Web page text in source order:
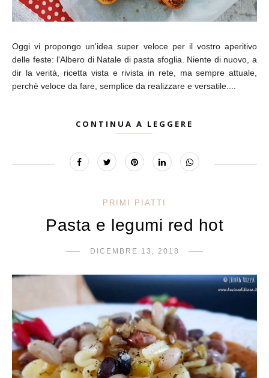
Oggi vi propongo un'idea super veloce per il vostro aperitivo
delle feste: l'Albero di Natale di pasta sfoglia. Niente di nuovo, a
dir la verità, ricetta vista e rivista in rete, ma sempre attuale,
perchè veloce da fare, semplice da realizzare e versatile....
CONTINUA A LEGGERE
PRIMI PIATTI
Pasta e legumi red hot
DICEMBRE 13, 2018